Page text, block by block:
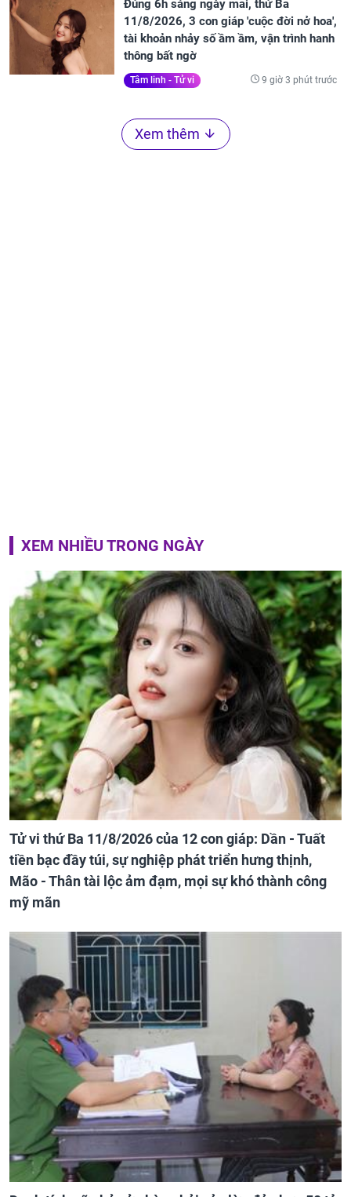
Đúng 6h sáng ngày mai, thứ Ba
11/8/2026, 3 con giáp 'cuộc đời nở hoa',
tài khoản nhảy số ầm ầm, vận trình hanh
thông bất ngờ
Tâm linh - Tử vi 9 giờ 3 phút trước
Xem thêm
XEM NHIỀU TRONG NGÀY
Tử vi thứ Ba 11/8/2026 của 12 con giáp: Dần - Tuất
tiền bạc đầy túi, sự nghiệp phát triển hưng thịnh,
Mão - Thân tài lộc ảm đạm, mọi sự khó thành công
mỹ mãn